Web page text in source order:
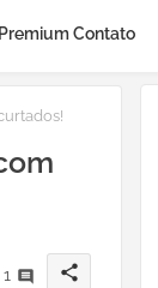
Contato
1 share